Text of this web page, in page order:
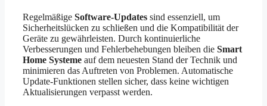
Regelmäßige Software-Updates sind essenziell, um
Sicherheitslücken zu schließen und die Kompatibilität der
Geräte zu gewährleisten. Durch kontinuierliche
Verbesserungen und Fehlerbehebungen bleiben die Smart
Home Systeme auf dem neuesten Stand der Technik und
minimieren das Auftreten von Problemen. Automatische
Update-Funktionen stellen sicher, dass keine wichtigen
Aktualisierungen verpasst werden.